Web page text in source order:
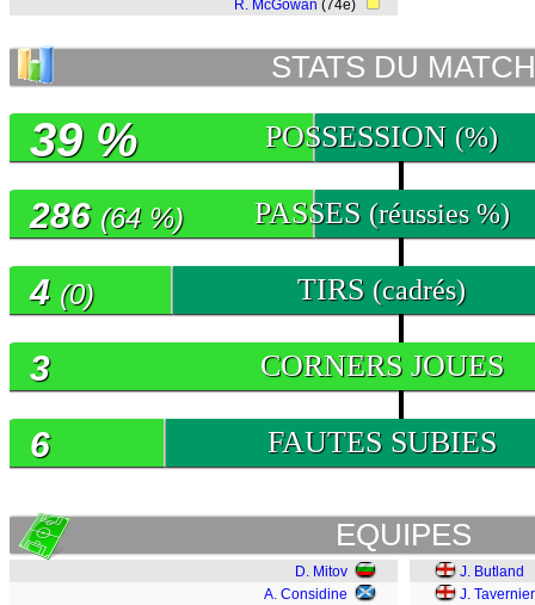
R. McGowan (74e)
STATS DU MATCH
POSSESSION (%)
39 %
PASSES (réussies %)
286 (64 %)
TIRS (cadrés)
4 (0)
CORNERS JOUES
3
FAUTES SUBIES
6
EQUIPES
D. Mitov
A. Considine
J. Butland
J. Tavernier